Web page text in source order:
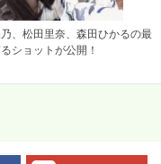
、松田里奈、森田ひかるの最
ショットが公開！